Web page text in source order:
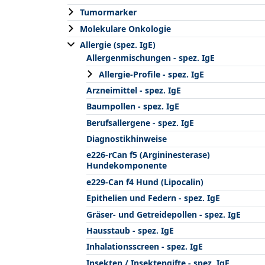
Tumormarker
Molekulare Onkologie
Allergie (spez. IgE)
Allergenmischungen - spez. IgE
Allergie-Profile - spez. IgE
Arzneimittel - spez. IgE
Baumpollen - spez. IgE
Berufsallergene - spez. IgE
Diagnostikhinweise
e226-rCan f5 (Argininesterase)
Hundekomponente
e229-Can f4 Hund (Lipocalin)
Epithelien und Federn - spez. IgE
Gräser- und Getreidepollen - spez. IgE
Hausstaub - spez. IgE
Inhalationsscreen - spez. IgE
Insekten / Insektengifte - spez. IgE